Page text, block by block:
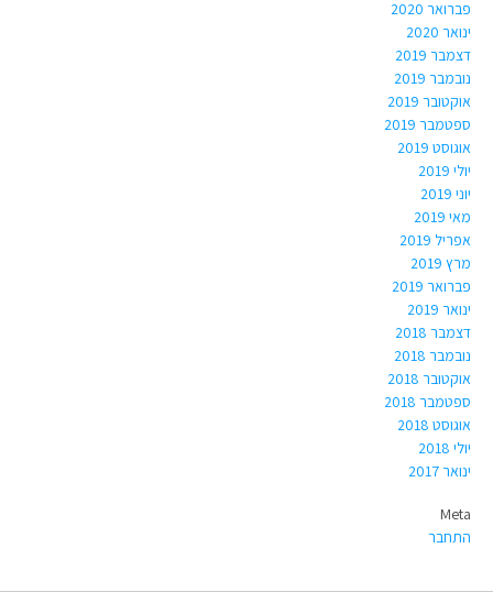
פברואר 2020
ינואר 2020
דצמבר 2019
נובמבר 2019
אוקטובר 2019
ספטמבר 2019
אוגוסט 2019
יולי 2019
יוני 2019
מאי 2019
אפריל 2019
מרץ 2019
פברואר 2019
ינואר 2019
דצמבר 2018
נובמבר 2018
אוקטובר 2018
ספטמבר 2018
אוגוסט 2018
יולי 2018
ינואר 2017
Meta
התחבר